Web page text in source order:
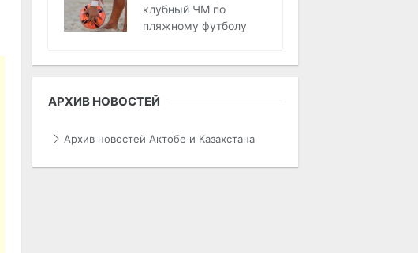
клубный ЧМ по
пляжному футболу
АРХИВ НОВОСТЕЙ
Архив новостей Актобе и Казахстана